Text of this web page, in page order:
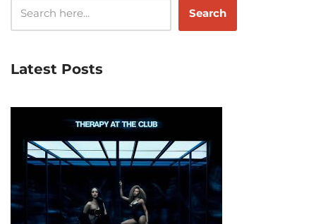
Search
Latest Posts